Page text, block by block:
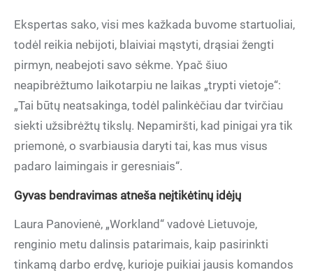
Ekspertas sako, visi mes kažkada buvome startuoliai,
todėl reikia nebijoti, blaiviai mąstyti, drąsiai žengti
pirmyn, neabejoti savo sėkme. Ypač šiuo
neapibrėžtumo laikotarpiu ne laikas „trypti vietoje“:
„Tai būtų neatsakinga, todėl palinkėčiau dar tvirčiau
siekti užsibrėžtų tikslų. Nepamiršti, kad pinigai yra tik
priemonė, o svarbiausia daryti tai, kas mus visus
padaro laimingais ir geresniais“.
Gyvas bendravimas atneša neįtikėtinų idėjų
Laura Panovienė, „Workland“ vadovė Lietuvoje,
renginio metu dalinsis patarimais, kaip pasirinkti
tinkamą darbo erdvę, kurioje puikiai jausis komandos